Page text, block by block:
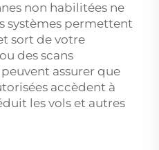
non habilitées ne
systèmes permettent
sort de votre
des scans
assurer que
accèdent à
les vols et autres